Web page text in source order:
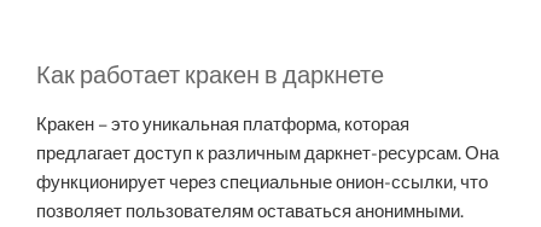
Как работает кракен в даркнете
Кракен – это уникальная платформа, которая
предлагает доступ к различным даркнет-ресурсам. Она
функционирует через специальные онион-ссылки, что
позволяет пользователям оставаться анонимными.